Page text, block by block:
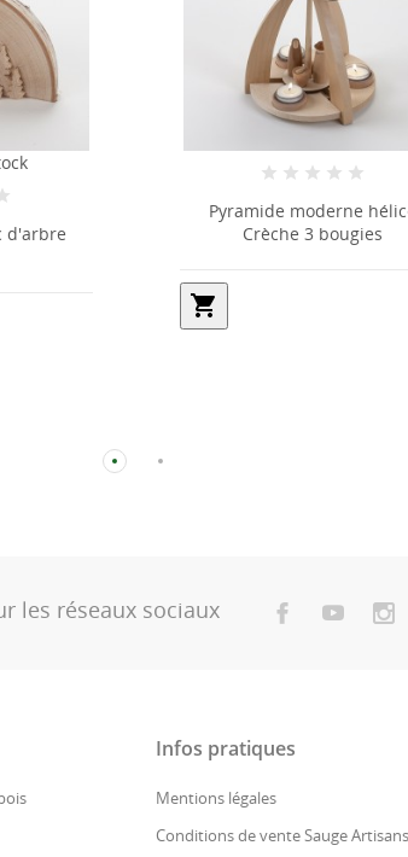
Crèche 3 bougies
3
les réseaux sociaux
Infos pratiques
Mentions légales
Conditions de vente Sauge